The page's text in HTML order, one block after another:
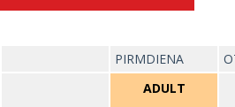
PIRMDIENA
ADULT